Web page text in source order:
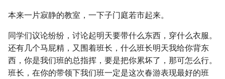
本来一片寂静的教室，一下子门庭若市起来。
同学们议论纷纷，讨论起明天要带什么东西，穿什么衣服。
还有几个马屁精，又围着班长，什么班长明天我给你背东
西，你是我们班的总指挥，要是把你累坏了，那可怎么行。
班长，在你的带领下我们班一定是这次春游表现最好的班